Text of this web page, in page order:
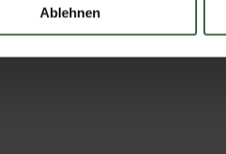
Ablehnen